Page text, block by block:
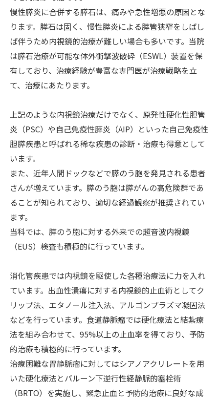
慢性膵炎に合併する膵石は、痛みや急性増悪の原因とな
ります。膵石は固く、慢性膵炎による膵管狭窄をしばし
ば伴うため内視鏡的治療が難しい場合も多いです。当院
は膵石治療が可能な体外衝撃波破砕（ESWL）装置を保
有しており、治療経験が豊富な専門医が治療戦略を立
て、治療にあたります。
上記のような内視鏡治療だけでなく、原発性硬化性胆管
炎（PSC）や自己免疫性膵炎（AIP）といった自己免疫性
胆膵疾患と呼ばれる稀な疾患の診断・治療も得意として
います。
また、近年人間ドックなどで膵のう胞を発見される患者
さんが増えています。膵のう胞は膵がんの高危険群であ
ることが知られており、適切な経過観察が推奨されてい
ます。
当科では、膵のう胞に対する外来での超音波内視鏡
（EUS）検査も積極的に行っています。
消化管疾患では内視鏡を駆使した各種治療法に力を入れ
ています。出血性潰瘍に対する内視鏡的止血術としてク
リップ法、エタノール注入法、アルゴンプラズマ凝固法
などを行っています。食道静脈瘤では硬化療法と結紮療
法を組み合わせて、95%以上の止血率を得ており、予防
的治療も積極的に行っています。
治療困難な胃静脈瘤に対してはシアノアクリレートを用
いた硬化療法とバルーン下逆行性経静脈的塞栓術
（BRTO）を実施し、緊急止血と予防的治療に良好な成